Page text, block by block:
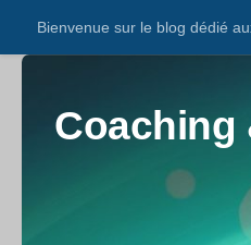
Bienvenue sur le blog dédié
Coaching